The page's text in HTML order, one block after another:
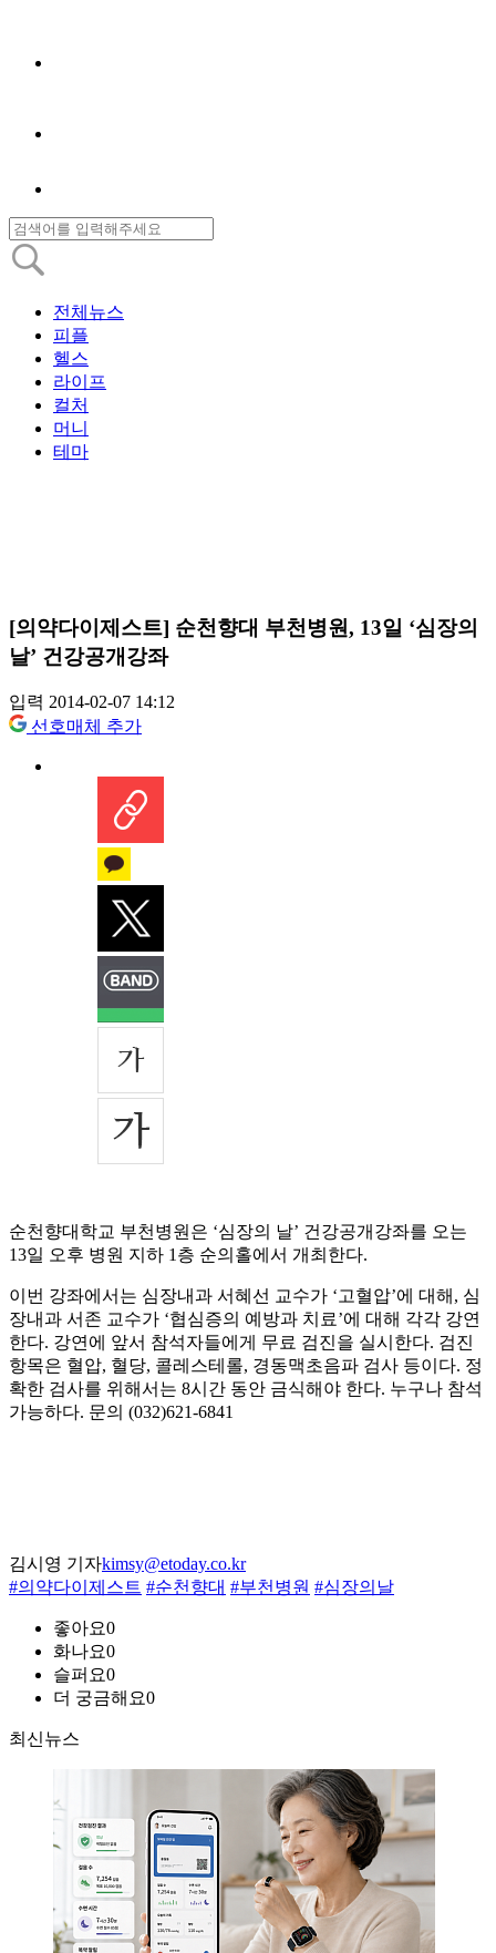
전체뉴스
피플
헬스
라이프
컬처
머니
테마
[의약다이제스트] 순천향대 부천병원, 13일 ‘심장의
날’ 건강공개강좌
입력 2014-02-07 14:12
선호매체 추가
순천향대학교 부천병원은 ‘심장의 날’ 건강공개강좌를 오는
13일 오후 병원 지하 1층 순의홀에서 개최한다.
이번 강좌에서는 심장내과 서혜선 교수가 ‘고혈압’에 대해, 심
장내과 서존 교수가 ‘협심증의 예방과 치료’에 대해 각각 강연
한다. 강연에 앞서 참석자들에게 무료 검진을 실시한다. 검진
항목은 혈압, 혈당, 콜레스테롤, 경동맥초음파 검사 등이다. 정
확한 검사를 위해서는 8시간 동안 금식해야 한다. 누구나 참석
가능하다. 문의 (032)621-6841
김시영 기자kimsy@etoday.co.kr
#의약다이제스트 #순천향대 #부천병원 #심장의날
좋아요0
화나요0
슬퍼요0
더 궁금해요0
최신뉴스